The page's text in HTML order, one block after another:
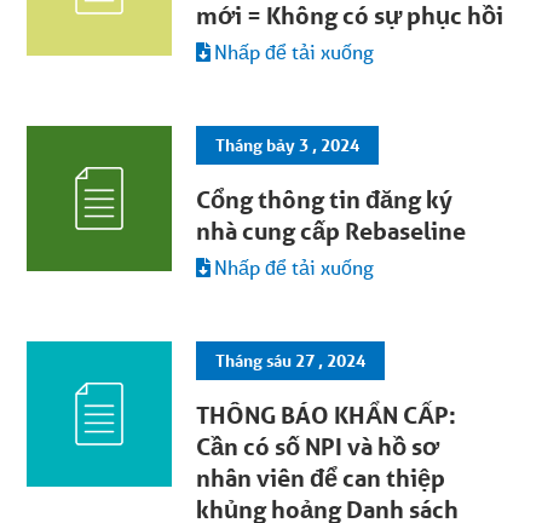
mới = Không có sự phục hồi
Nhấp để tải xuống
Tháng bảy 3 , 2024
Cổng thông tin đăng ký
nhà cung cấp Rebaseline
Nhấp để tải xuống
Tháng sáu 27 , 2024
THÔNG BÁO KHẨN CẤP:
Cần có số NPI và hồ sơ
nhân viên để can thiệp
khủng hoảng Danh sách